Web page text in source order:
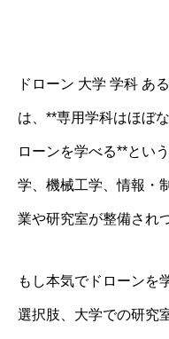
ドローン 大学 学科 あ
は、**専用学科はほぼ
ローンを学べる**とい
学、機械工学、情報・
業や研究室が整備され
もし本気でドローンを
選択肢、大学での研究